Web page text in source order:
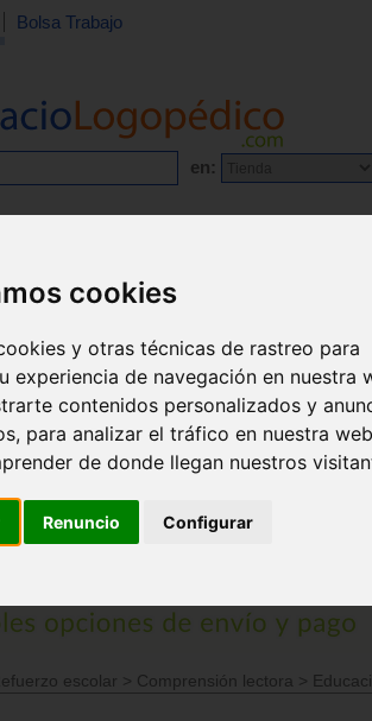
cookies
y otras técnicas de rastreo para
experiencia de navegación en nuestra
contenidos personalizados y
para analizar el tráfico en nuestra
de donde llegan nuestros
Renuncio Configurar
Bolsa Trabajo
en:
escolar > Comprensión lectora >